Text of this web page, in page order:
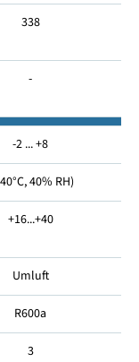
338
-
-2 ... +8
40% RH)
+16...+40
Umluft
R600a
3